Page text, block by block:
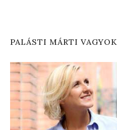
PALÁSTI MÁRTI VAGYOK